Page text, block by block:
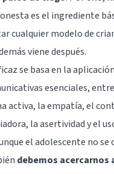
es el ingrediente
cualquier modelo de
viene después.
se basa en la
esenciales,
activa, la empatía, el
la asertividad y el
el adolescente no se
debemos acercarnos